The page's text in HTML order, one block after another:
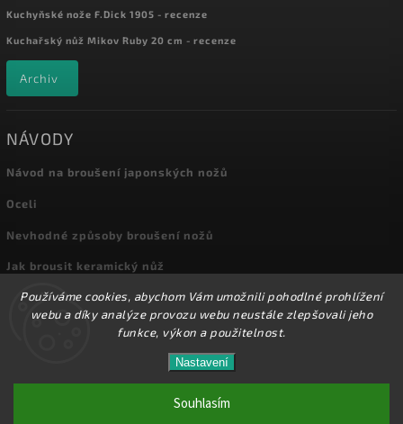
Používáme cookies, abychom Vám umožnili pohodlné prohlížení
webu a díky analýze provozu webu neustále zlepšovali jeho
funkce, výkon a použitelnost.
Nastavení
Souhlasím
Přes 8000 nožů a dalšího příslušenství máme skladem
na prodejně! Doprava od 72,-Kč!
Kuchyňské nože F.Dick 1905 - recenze
Kuchařský nůž Mikov Ruby 20 cm - recenze
Archiv
NÁVODY
Návod na broušení japonských nožů
Oceli
Nevhodné způsoby broušení nožů
Jak brousit keramický nůž
Archiv
Kuchyňské nože. Všechna práva vyhrazena.